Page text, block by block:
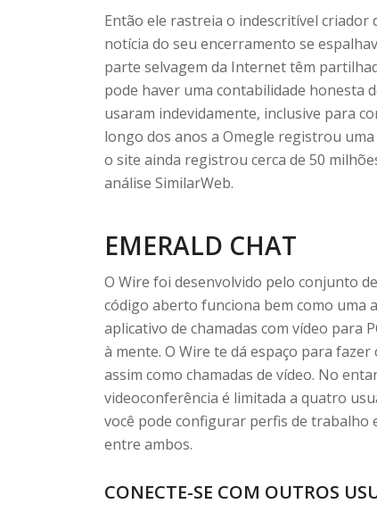
Então ele rastreia o indescritível criador
notícia do seu encerramento se
parte selvagem da Internet têm
pode haver uma contabilidade honesta
usaram indevidamente, inclusive para
longo dos anos a Omegle registrou
o site ainda registrou cerca de 50
análise SimilarWeb.
EMERALD CHAT
O Wire foi desenvolvido pelo conjunto
código aberto funciona bem como uma
aplicativo de chamadas com vídeo para
à mente. O Wire te dá espaço para
assim como chamadas de vídeo. No
videoconferência é limitada a quatro
você pode configurar perfis de
entre ambos.
CONECTE-SE COM OUTROS